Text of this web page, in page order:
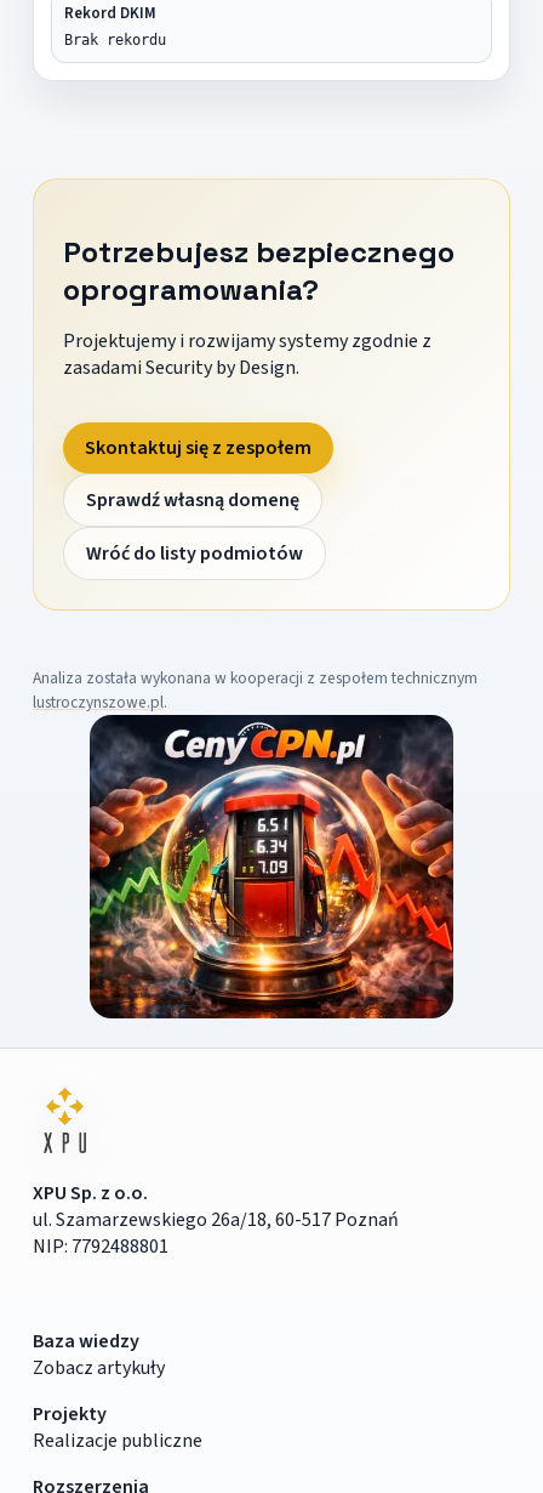
Rekord DKIM
Brak rekordu
Potrzebujesz bezpiecznego
oprogramowania?
Projektujemy i rozwijamy systemy zgodnie z
zasadami Security by Design.
Skontaktuj się z zespołem
Sprawdź własną domenę
Wróć do listy podmiotów
Analiza została wykonana w kooperacji z zespołem technicznym
lustroczynszowe.pl.
XPU Sp. z o.o.
ul. Szamarzewskiego 26a/18, 60-517 Poznań
NIP: 7792488801
Baza wiedzy
Zobacz artykuły
Projekty
Realizacje publiczne
Rozszerzenia